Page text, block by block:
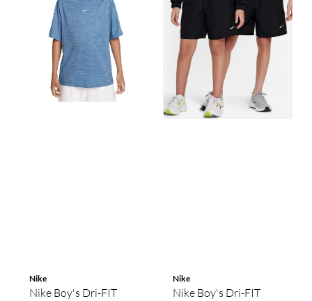
Nike
Nike Boy's Dri-FIT
Nike
Nike Boy's Dri-FIT